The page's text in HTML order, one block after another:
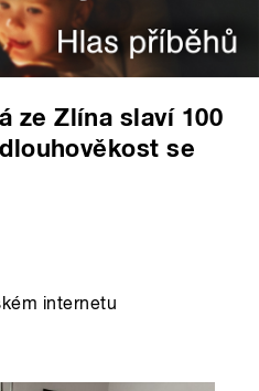
ze Zlína slaví 100
se
internetu